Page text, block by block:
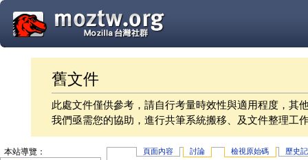
舊文件
此處文件僅供參考，請自行考量時效性與適用程度，其
我們亟需您的協助，進行共筆系統搬移、及文件整理工
頁面內容 討論 檢視原始碼 歷史
本站導覽：